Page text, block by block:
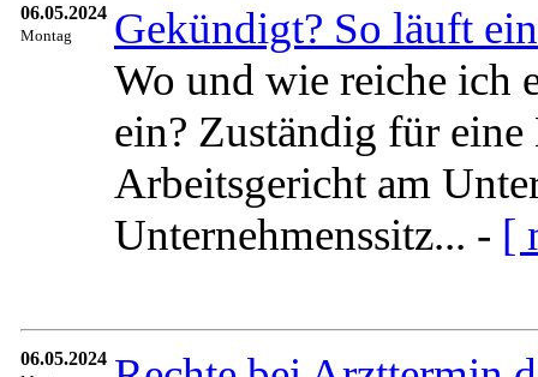
06.05.2024
Montag
Gekündigt? So läuft
Wo und wie reiche ich
ein? Zuständig für
Arbeitsgericht am
Unternehmenssitz... - [
06.05.2024